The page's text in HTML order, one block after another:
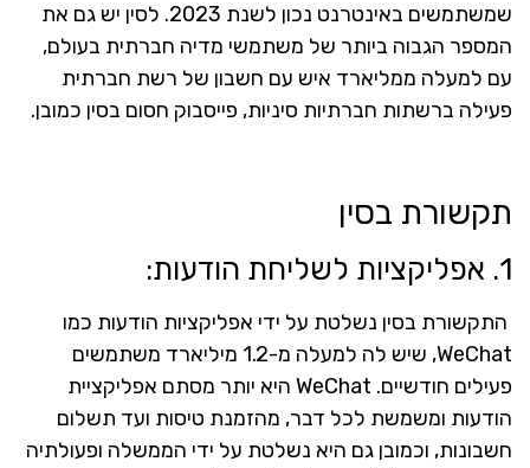
שמשתמשים באינטרנט נכון לשנת 2023. לסין יש גם את
המספר הגבוה ביותר של משתמשי מדיה חברתית בעולם,
עם למעלה ממליארד איש עם חשבון של רשת חברתית
פעילה ברשתות חברתיות סיניות, פייסבוק חסום בסין כמובן.
תקשורת בסין
1. אפליקציות לשליחת הודעות:
התקשורת בסין נשלטת על ידי אפליקציות הודעות כמו
WeChat, שיש לה למעלה מ-1.2 מיליארד משתמשים
פעילים חודשיים. WeChat היא יותר מסתם אפליקציית
הודעות ומשמשת לכל דבר, מהזמנת טיסות ועד תשלום
חשבונות, וכמובן גם היא נשלטת על ידי הממשלה ופעולתיה